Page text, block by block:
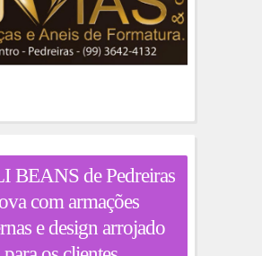
BEANS de Pedreiras
com armações
e design arrojado